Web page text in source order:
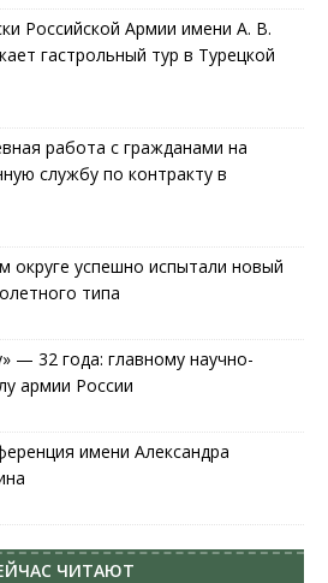
Российской Армии имени А. В.
гастрольный тур в Турецкой
работа с гражданами на
службу по контракту в
округе успешно испытали новый
типа
— 32 года: главному научно-
армии России
имени Александра
ЧИТАЮТ